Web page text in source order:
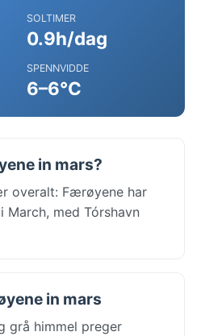
SOLTIMER
0.9h/dag
SPENNVIDDE
6–6°C
in mars?
overalt: Færøyene har
March, med Tórshavn
in mars
grå himmel preger